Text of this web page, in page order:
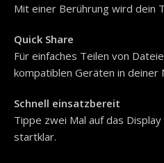
Mit einer Berührung wird dein
Quick Share
Für einfaches Teilen von
kompatiblen Geräten in deiner
Schnell einsatzbereit
Tippe zwei Mal auf das
startklar.